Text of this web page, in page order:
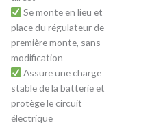
Se monte en lieu et
place du régulateur de
première monte, sans
modification
Assure une charge
stable de la batterie et
protège le circuit
électrique